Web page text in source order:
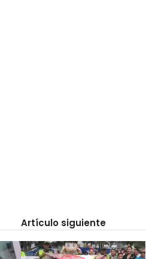
Artículo siguiente